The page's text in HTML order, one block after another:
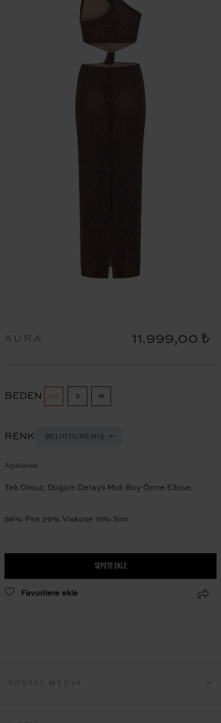
AURA 11.999,00 ₺
BEDEN XS S M
RENK BELIRTILMEMIŞ
Açıklama:
Tek Omuz, Düğüm Detaylı Midi Boy Örme Elbise.
56% Pes 29% Viskose 15% Sim
SEPETE EKLE
Favorilere ekle
SOSYAL MEDYA